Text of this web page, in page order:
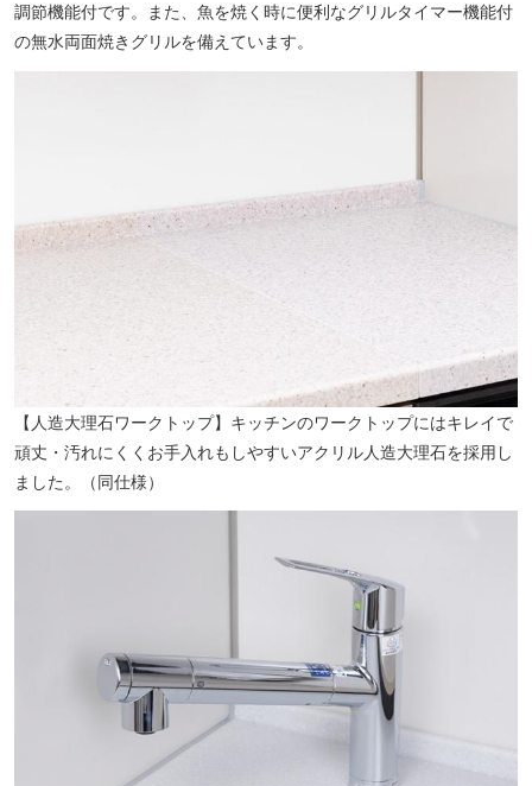
愛光第五保育園（徒歩5分／約380m）
調節機能付です。また、魚を焼く時に便利なグリルタイマー機能付
の無水両面焼きグリルを備えています。
【人造大理石ワークトップ】キッチンのワークトップにはキレイで
頑丈・汚れにくくお手入れもしやすいアクリル人造大理石を採用し
ました。（同仕様）